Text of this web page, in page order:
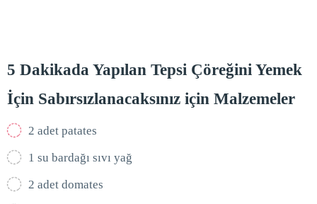
5 Dakikada Yapılan Tepsi Çöreğini Yemek
İçin Sabırsızlanacaksınız için Malzemeler
2 adet patates
1 su bardağı sıvı yağ
2 adet domates